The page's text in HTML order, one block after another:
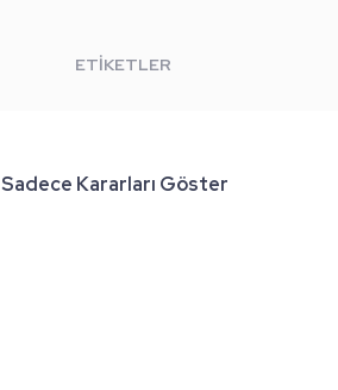
ETİKETLER
Sadece Kararları Göster